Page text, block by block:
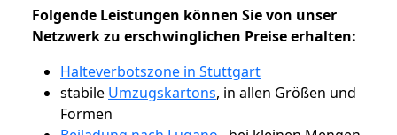
Folgende Leistungen können Sie von unser
Netzwerk zu erschwinglichen Preise erhalten:
Halteverbotszone in Stuttgart
stabile Umzugskartons, in allen Größen und
Formen